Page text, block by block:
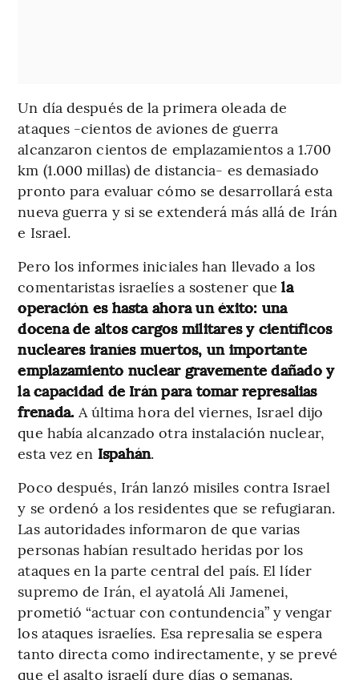
Un día después de la primera oleada de
ataques -cientos de aviones de guerra
alcanzaron cientos de emplazamientos a 1.700
km (1.000 millas) de distancia- es demasiado
pronto para evaluar cómo se desarrollará esta
nueva guerra y si se extenderá más allá de Irán
e Israel.
Pero los informes iniciales han llevado a los
comentaristas israelíes a sostener que la
operación es hasta ahora un éxito: una
docena de altos cargos militares y científicos
nucleares iraníes muertos, un importante
emplazamiento nuclear gravemente dañado y
la capacidad de Irán para tomar represalias
frenada. A última hora del viernes, Israel dijo
que había alcanzado otra instalación nuclear,
esta vez en Ispahán.
Poco después, Irán lanzó misiles contra Israel
y se ordenó a los residentes que se refugiaran.
Las autoridades informaron de que varias
personas habían resultado heridas por los
ataques en la parte central del país. El líder
supremo de Irán, el ayatolá Ali Jamenei,
prometió “actuar con contundencia” y vengar
los ataques israelíes. Esa represalia se espera
tanto directa como indirectamente, y se prevé
que el asalto israelí dure días o semanas.